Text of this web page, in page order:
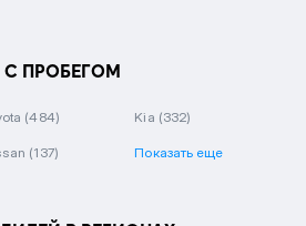
С ПРОБЕГОМ
(484) Kia (332)
(137) Показать еще